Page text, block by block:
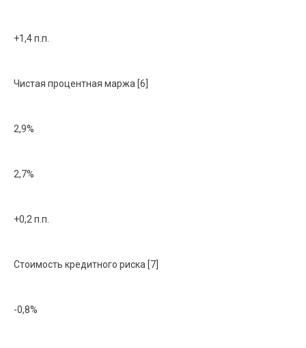
+1,4 п.п.
Чистая процентная маржа [6]
2,9%
2,7%
+0,2 п.п.
Стоимость кредитного риска [7]
-0,8%